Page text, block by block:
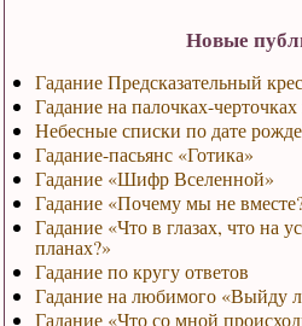
Новые
Гадание Предсказательный
Гадание на палочках-
Небесные списки по дате
Гадание-пасьянс «Готика»
Гадание «Шифр Вселенной»
Гадание «Почему мы не
Гадание «Что в глазах, что на
планах?»
Гадание по кругу ответов
Гадание на любимого «Выйду
Гадание «Что со мной